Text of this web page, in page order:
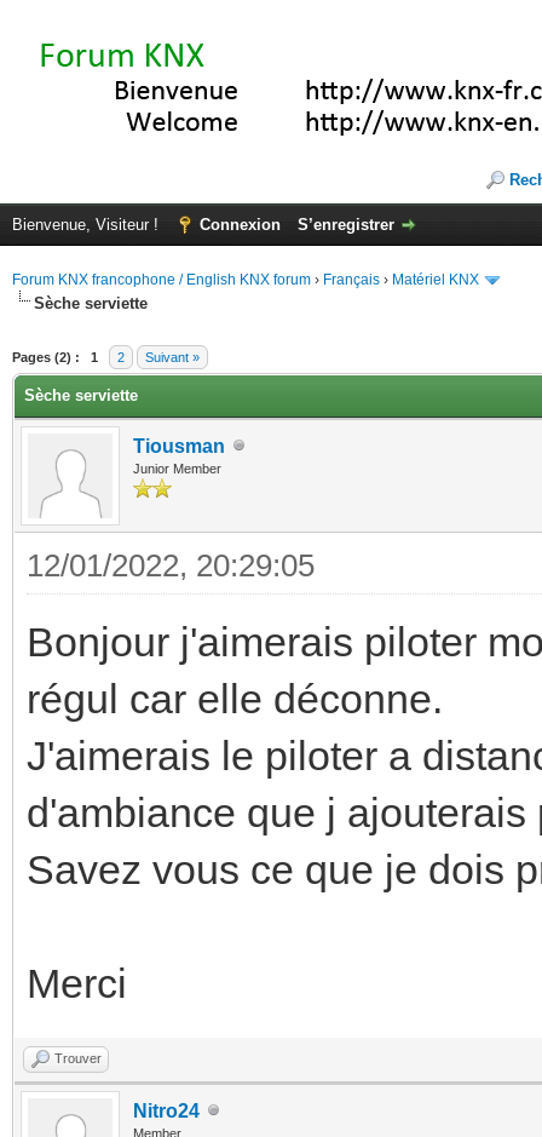
Bienvenue, Visiteur ! Connexion S’enregistrer
Forum KNX francophone / English KNX forum › Français › Matériel KNX
Sèche serviette
Pages (2) : 1 2 Suivant »
Sèche serviette
Tiousman
Junior Member
12/01/2022, 20:29:05
Bonjour j'aimerais piloter
régul car elle déconne.
J'aimerais le piloter a
d'ambiance que j
Savez vous ce que je dois
Merci
Trouver
Nitro24
Member